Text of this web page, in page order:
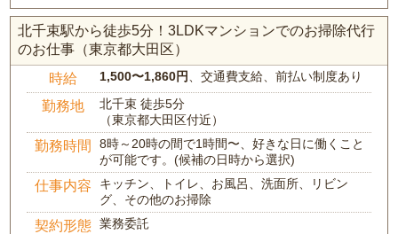
北千束駅から徒歩5分！3LDKマンションでのお掃除代行
のお仕事（東京都大田区）
時給 1,500〜1,860円 、交通費支給、前払い制度あり
勤務地
北千束 徒歩5分
（東京都大田区付近）
勤務時間
8時～20時の間で1時間〜、好きな日に働くこと
が可能です。(候補の日時から選択)
仕事内容
キッチン、トイレ、お風呂、洗面所、リビン
グ、その他のお掃除
契約形態 業務委託